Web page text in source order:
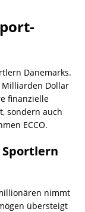
Dänemarks.
Milliarden Dollar
finanzielle
sondern auch
ECCO.
nimmt
übersteigt